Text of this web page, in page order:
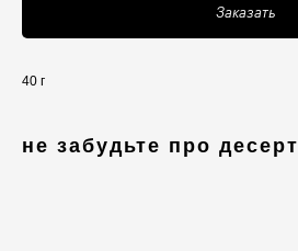
Заказать
40 г
не забудьте про десерт